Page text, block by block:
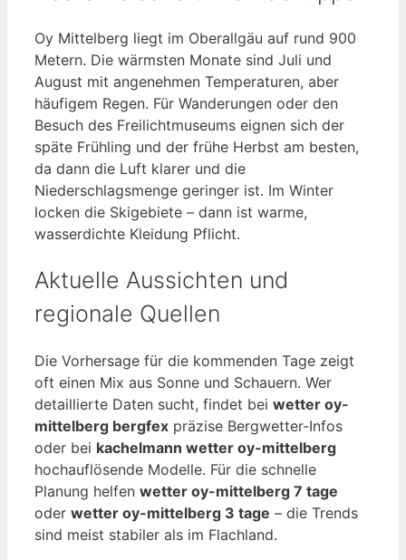
Oy Mittelberg liegt im Oberallgäu auf rund 900
Metern. Die wärmsten Monate sind Juli und
August mit angenehmen Temperaturen, aber
häufigem Regen. Für Wanderungen oder den
Besuch des Freilichtmuseums eignen sich der
späte Frühling und der frühe Herbst am besten,
da dann die Luft klarer und die
Niederschlagsmenge geringer ist. Im Winter
locken die Skigebiete – dann ist warme,
wasserdichte Kleidung Pflicht.
Aktuelle Aussichten und
regionale Quellen
Die Vorhersage für die kommenden Tage zeigt
oft einen Mix aus Sonne und Schauern. Wer
detaillierte Daten sucht, findet bei wetter oy-
mittelberg bergfex präzise Bergwetter-Infos
oder bei kachelmann wetter oy-mittelberg
hochauflösende Modelle. Für die schnelle
Planung helfen wetter oy-mittelberg 7 tage
oder wetter oy-mittelberg 3 tage – die Trends
sind meist stabiler als im Flachland.